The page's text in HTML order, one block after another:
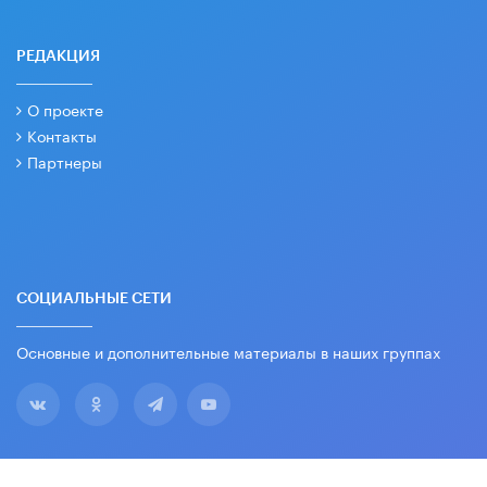
РЕДАКЦИЯ
О проекте
Контакты
Партнеры
СОЦИАЛЬНЫЕ СЕТИ
Основные и дополнительные материалы в наших группах